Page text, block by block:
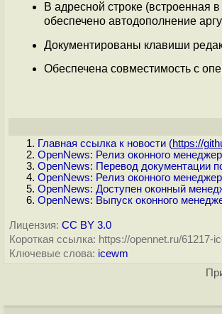
В адресной строке (встроенная
обеспечено автодополнение
Документированы клавиши
Обеспечена совместимость с
Главная ссылка к новости (https://
OpenNews: Релиз оконного
OpenNews: Перевод документации
OpenNews: Релиз оконного
OpenNews: Доступен оконный
OpenNews: Выпуск оконного
Лицензия: CC BY 3.0
Короткая ссылка: https://opennet.ru/61217-
Ключевые слова: icewm